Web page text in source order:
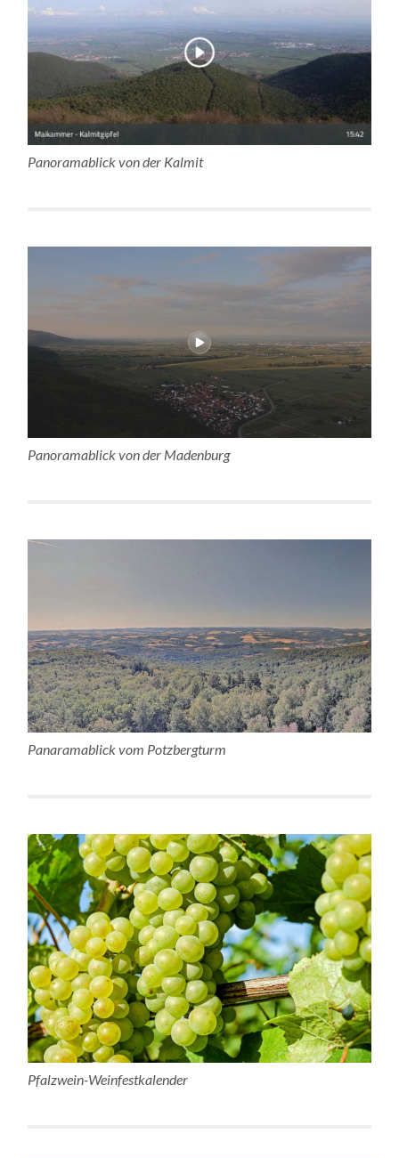
Panoramablick von der Kalmit
Panoramablick von der Madenburg
Panaramablick vom Potzbergturm
Pfalzwein-Weinfestkalender